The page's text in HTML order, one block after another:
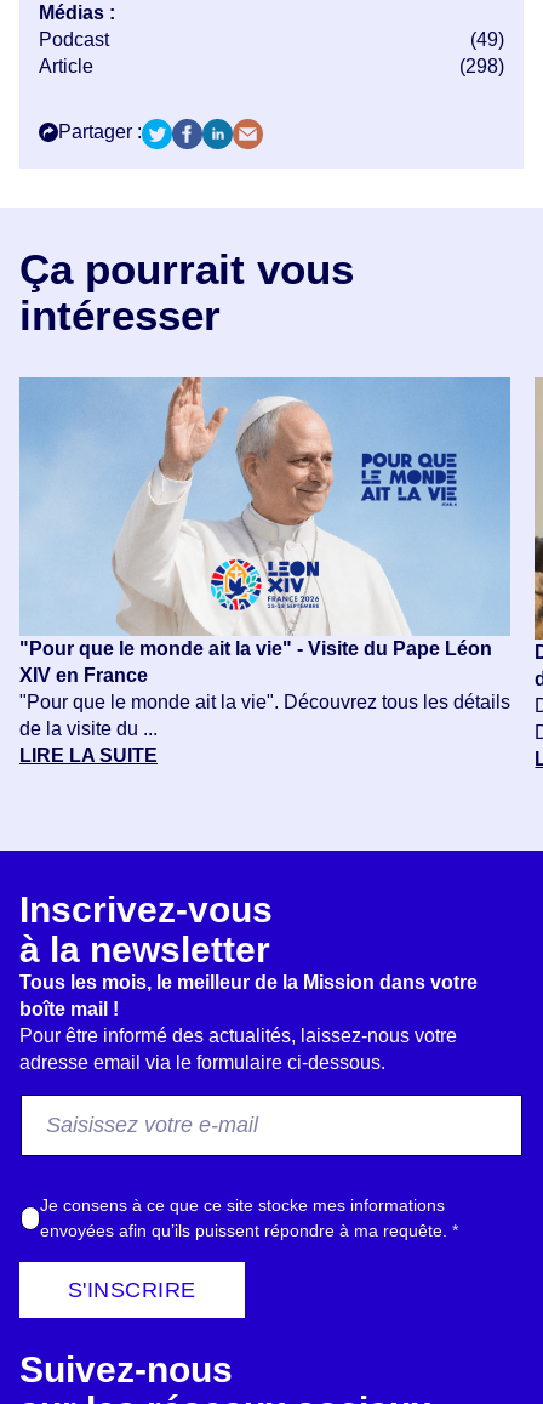
Médias :
Podcast
(49)
Article
(298)
Partager :
Ça pourrait vous
intéresser
"Pour que le monde ait la vie" - Visite du Pape Léon
XIV en France
"Pour que le monde ait la vie". Découvrez tous les détails
de la visite du ...
LIRE LA SUITE
Inscrivez-vous
à la newsletter
Tous les mois, le meilleur de la Mission dans votre
boîte mail !
Pour être informé des actualités, laissez-nous votre
adresse email via le formulaire ci-dessous.
o
E
a
l
A
c
c
R
Je consens à ce que ce site stocke mes informations
envoyées afin qu’ils puissent répondre à ma requête. *
S'INSCRIRE
Suivez-nous